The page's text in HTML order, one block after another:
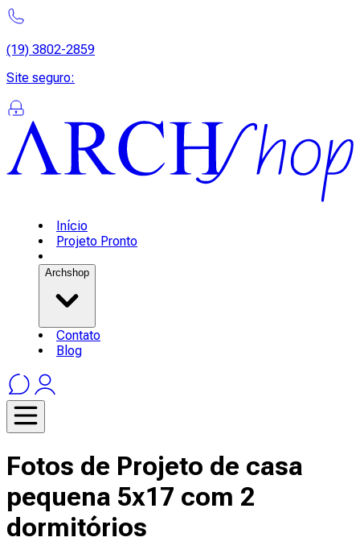
(19) 3802-2859
Site seguro:
Início
Projeto Pronto
Archshop
Contato
Blog
Fotos de Projeto de casa
pequena 5x17 com 2
dormitórios